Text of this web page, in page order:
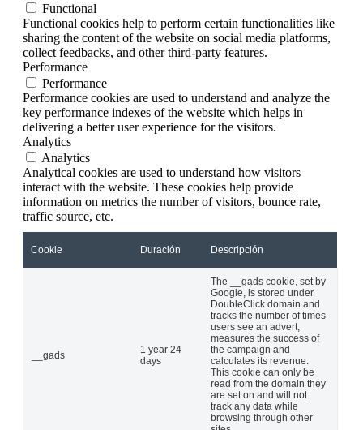
Functional
Functional cookies help to perform certain functionalities like
sharing the content of the website on social media platforms,
collect feedbacks, and other third-party features.
Performance
Performance
Performance cookies are used to understand and analyze the
key performance indexes of the website which helps in
delivering a better user experience for the visitors.
Analytics
Analytics
Analytical cookies are used to understand how visitors
interact with the website. These cookies help provide
information on metrics the number of visitors, bounce rate,
traffic source, etc.
Cookie Duración Descripción
__gads
1 year 24
days
The __gads cookie, set by
Google, is stored under
DoubleClick domain and
tracks the number of times
users see an advert,
measures the success of
the campaign and
calculates its revenue.
This cookie can only be
read from the domain they
are set on and will not
track any data while
browsing through other